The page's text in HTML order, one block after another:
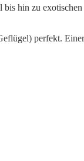
hin zu exotischen
perfekt.